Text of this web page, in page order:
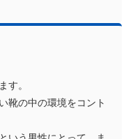
。
靴の中の環境をコント